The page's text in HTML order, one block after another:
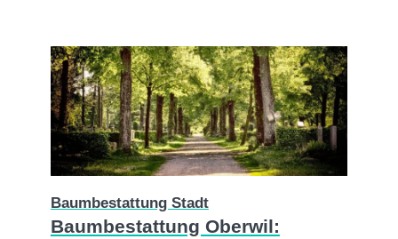
Baumbestattung Stadt
Baumbestattung Oberwil: